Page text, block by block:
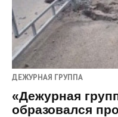
ДЕЖУРНАЯ ГРУППА
«Дежурная
образовался